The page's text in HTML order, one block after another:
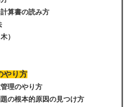
書の読み方
）
やり方
理のやり方
根本的原因の見つけ方